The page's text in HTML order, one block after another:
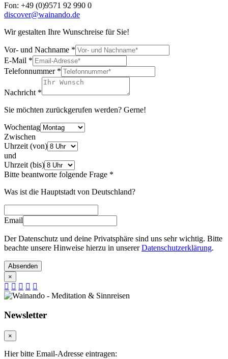
Fon: +49 (0)9571 92 990 0
discover@wainando.de
Wir gestalten Ihre Wunschreise für Sie!
Vor- und Nachname *
E-Mail *
Telefonnummer *
Nachricht *
Sie möchten zurückgerufen werden? Gerne!
Wochentag
Zwischen
Uhrzeit (von)
und
Uhrzeit (bis)
Bitte beantworte folgende Frage *
Was ist die Hauptstadt von Deutschland?
Email
Der Datenschutz und deine Privatsphäre sind uns sehr wichtig. Bitte
beachte unsere Hinweise hierzu in unsererDatenschutzerklärung.
Absenden
×
Newsletter
×
Hier bitte Email-Adresse eintragen: